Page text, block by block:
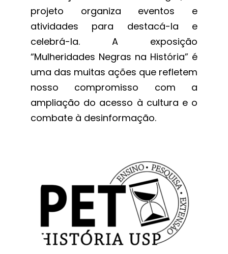
projeto organiza eventos e
atividades para destacá-la e
celebrá-la. A exposição
“Mulheridades Negras na História” é
uma das muitas ações que refletem
nosso compromisso com a
ampliação do acesso à cultura e o
combate à desinformação.